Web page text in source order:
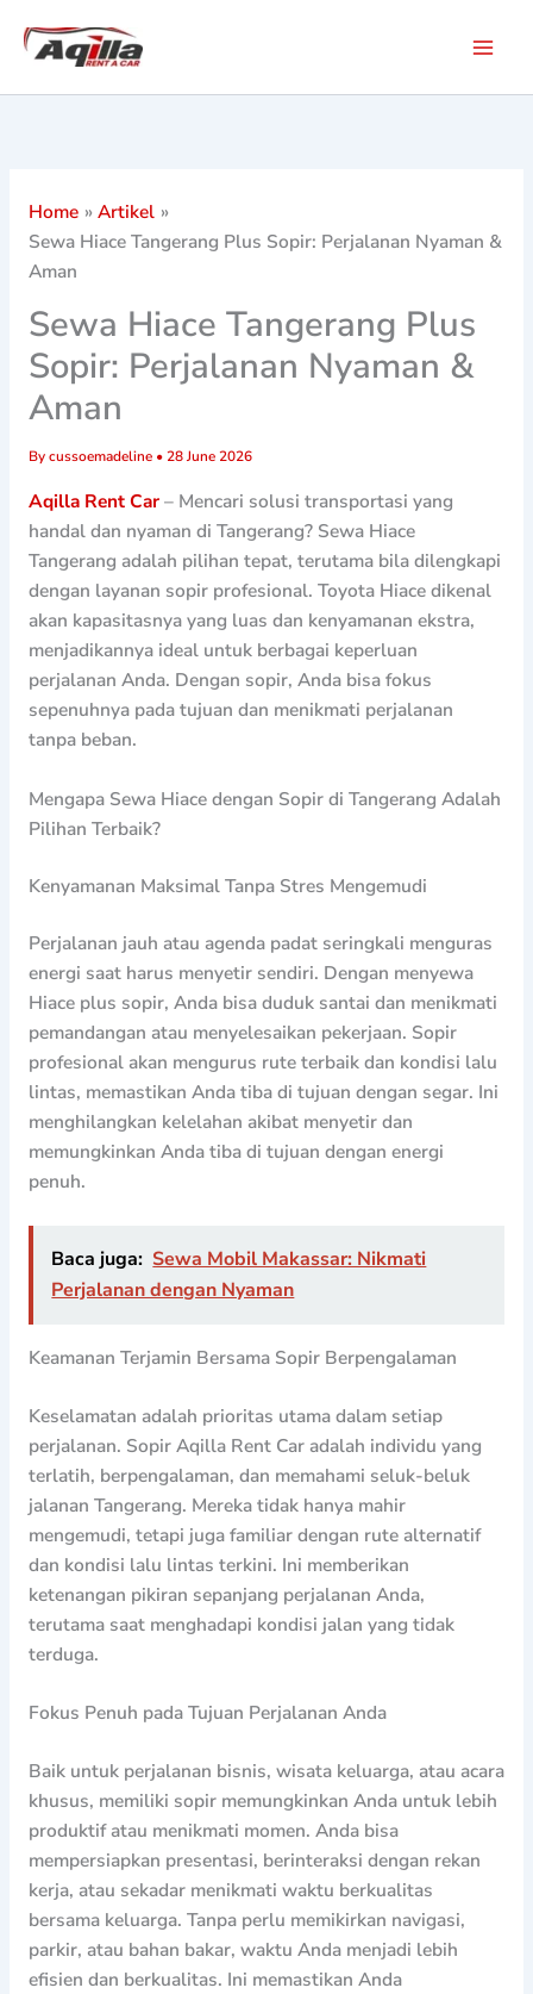
Home
Artikel
Sewa Hiace Tangerang Plus Sopir: Perjalanan Nyaman &
Aman
Sewa Hiace Tangerang Plus
Sopir: Perjalanan Nyaman &
Aman
Bycussoemadeline •28 June 2026
Aqilla Rent Car– Mencari solusi transportasi yang
handal dan nyaman di Tangerang? Sewa Hiace
Tangerang adalah pilihan tepat, terutama bila dilengkapi
dengan layanan sopir profesional. Toyota Hiace dikenal
akan kapasitasnya yang luas dan kenyamanan ekstra,
menjadikannya ideal untuk berbagai keperluan
perjalanan Anda. Dengan sopir, Anda bisa fokus
sepenuhnya pada tujuan dan menikmati perjalanan
tanpa beban.
Mengapa Sewa Hiace dengan Sopir di Tangerang Adalah
Pilihan Terbaik?
Kenyamanan Maksimal Tanpa Stres Mengemudi
Perjalanan jauh atau agenda padat seringkali menguras
energi saat harus menyetir sendiri. Dengan menyewa
Hiace plus sopir, Anda bisa duduk santai dan menikmati
pemandangan atau menyelesaikan pekerjaan. Sopir
profesional akan mengurus rute terbaik dan kondisi lalu
lintas, memastikan Anda tiba di tujuan dengan segar. Ini
menghilangkan kelelahan akibat menyetir dan
memungkinkan Anda tiba di tujuan dengan energi
penuh.
Baca juga: Sewa Mobil Makassar: Nikmati
Perjalanan dengan Nyaman
Keamanan Terjamin Bersama Sopir Berpengalaman
Keselamatan adalah prioritas utama dalam setiap
perjalanan. Sopir Aqilla Rent Car adalah individu yang
terlatih, berpengalaman, dan memahami seluk-beluk
jalanan Tangerang. Mereka tidak hanya mahir
mengemudi, tetapi juga familiar dengan rute alternatif
dan kondisi lalu lintas terkini. Ini memberikan
ketenangan pikiran sepanjang perjalanan Anda,
terutama saat menghadapi kondisi jalan yang tidak
terduga.
Fokus Penuh pada Tujuan Perjalanan Anda
Baik untuk perjalanan bisnis, wisata keluarga, atau acara
khusus, memiliki sopir memungkinkan Anda untuk lebih
produktif atau menikmati momen. Anda bisa
mempersiapkan presentasi, berinteraksi dengan rekan
kerja, atau sekadar menikmati waktu berkualitas
bersama keluarga. Tanpa perlu memikirkan navigasi,
parkir, atau bahan bakar, waktu Anda menjadi lebih
efisien dan berkualitas. Ini memastikan Anda